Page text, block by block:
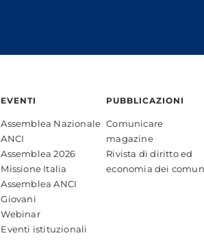
EVENTI
Assemblea Nazionale
ANCI
Assemblea 2026
Missione Italia
Assemblea ANCI
Giovani
Webinar
Eventi istituzionali
PUBBLICAZIONI
Comunicare
magazine
Rivista di diritto ed
economia dei